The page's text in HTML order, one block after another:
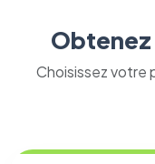
Obtenez
Choisissez votre